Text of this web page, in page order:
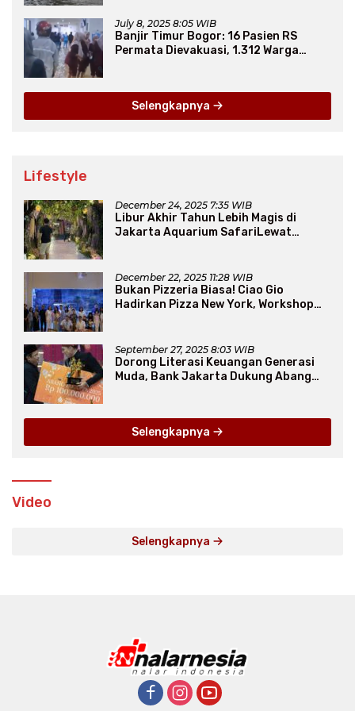
July 8, 2025 8:05 WIB
Banjir Timur Bogor: 16 Pasien RS
Permata Dievakuasi, 1.312 Warga
Selengkapnya
Lifestyle
December 24, 2025 7:35 WIB
Libur Akhir Tahun Lebih Magis di
Jakarta Aquarium SafariLewat
December 22, 2025 11:28 WIB
Bukan Pizzeria Biasa! Ciao Gio
Hadirkan Pizza New York, Workshop
September 27, 2025 8:03 WIB
Dorong Literasi Keuangan Generasi
Muda, Bank Jakarta Dukung Abang
Selengkapnya
Video
Selengkapnya